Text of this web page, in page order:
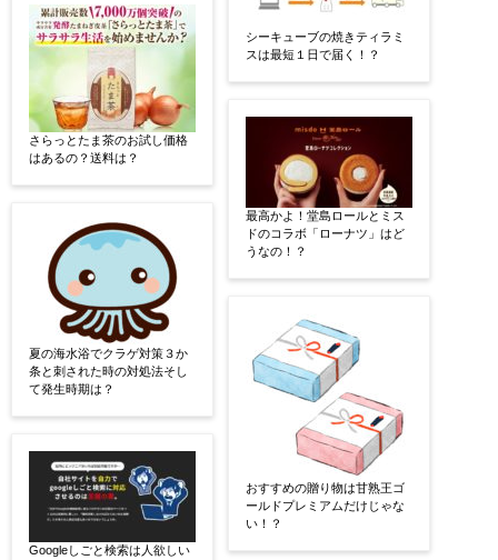
さらっとたま茶のお試し価格
はあるの？送料は？
夏の海水浴でクラゲ対策３か
条と刺された時の対処法そし
て発生時期は？
Googleしごと検索は人欲しい
シーキューブの焼きティラミ
スは最短１日で届く！？
最高かよ！堂島ロールとミス
ドのコラボ「ローナツ」はど
うなの！？
おすすめの贈り物は甘熟王ゴ
ールドプレミアムだけじゃな
い！？